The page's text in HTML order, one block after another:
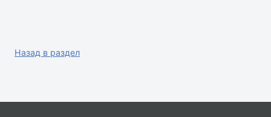
Назад в раздел